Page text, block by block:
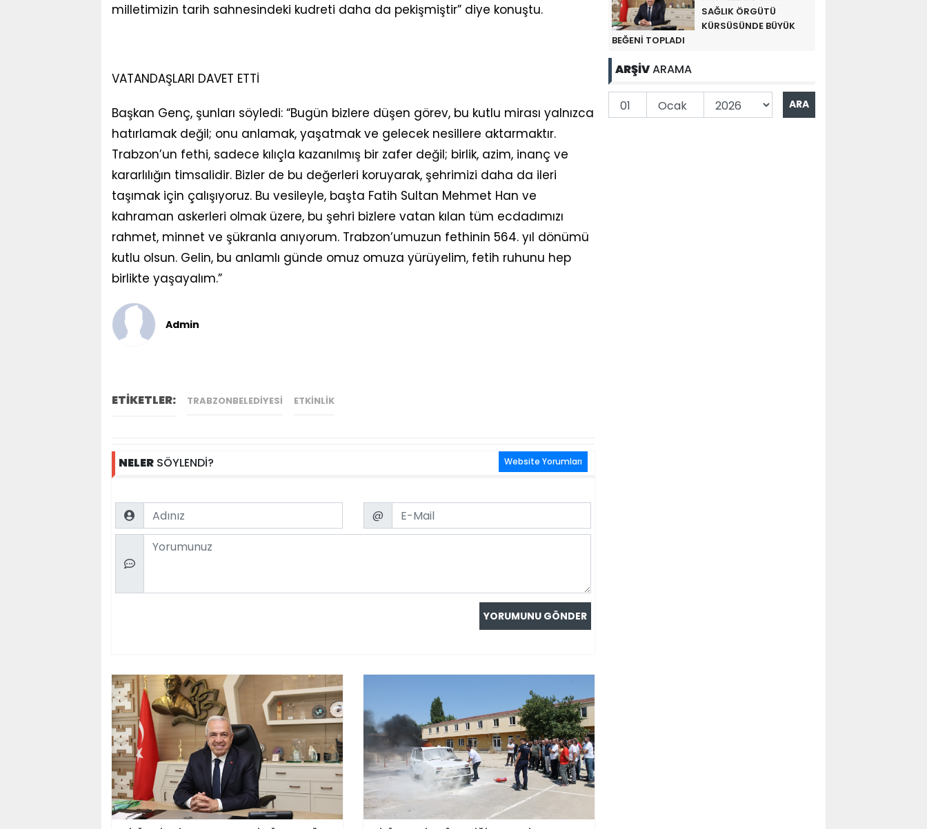
milletimizin tarih sahnesindeki kudreti daha da pekişmiştir” diye konuştu.
VATANDAŞLARI DAVET ETTİ
Başkan Genç, şunları söyledi: “Bugün bizlere düşen görev, bu kutlu mirası yalnızca
hatırlamak değil; onu anlamak, yaşatmak ve gelecek nesillere aktarmaktır.
Trabzon’un fethi, sadece kılıçla kazanılmış bir zafer değil; birlik, azim, inanç ve
kararlılığın timsalidir. Bizler de bu değerleri koruyarak, şehrimizi daha da ileri
taşımak için çalışıyoruz. Bu vesileyle, başta Fatih Sultan Mehmet Han ve
kahraman askerleri olmak üzere, bu şehri bizlere vatan kılan tüm ecdadımızı
rahmet, minnet ve şükranla anıyorum. Trabzon’umuzun fethinin 564. yıl dönümü
kutlu olsun. Gelin, bu anlamlı günde omuz omuza yürüyelim, fetih ruhunu hep
birlikte yaşayalım.”
Admin
ETİKETLER: TRABZONBELEDIYESI ETKINLIK
NELER SÖYLENDİ? Website Yorumları
Name Email
@
Comment
SAĞLIK ÖRGÜTÜ
KÜRSÜSÜNDE BÜYÜK
BEĞENİ TOPLADI
ARŞİVARAMA